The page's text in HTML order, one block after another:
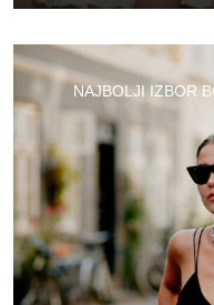
NAJBOLJI IZBOR